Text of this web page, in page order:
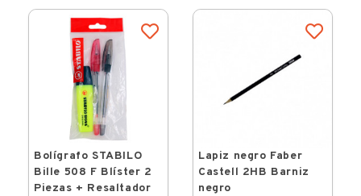
Bolígrafo STABILO
Bille 508 F Blíster 2
Piezas + Resaltador
Lapiz negro Faber
Castell 2HB Barniz
negro